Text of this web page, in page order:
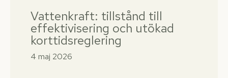
Vattenkraft: tillstånd till
effektivisering och utökad
korttidsreglering
4 maj 2026